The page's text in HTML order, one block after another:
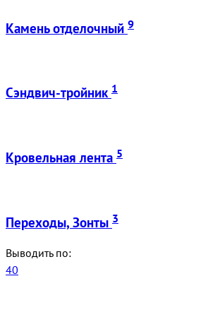
Камень отделочный 9
Сэндвич-тройник 1
Кровельная лента 5
Переходы, Зонты 3
Выводить по:
40